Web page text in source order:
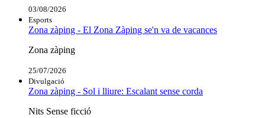
03/08/2026
Esports
Zona zàping - El Zona Zàping se'n va de vacances
Zona zàping
25/07/2026
Divulgació
Zona zàping - Sol i lliure: Escalant sense corda
Nits Sense ficció